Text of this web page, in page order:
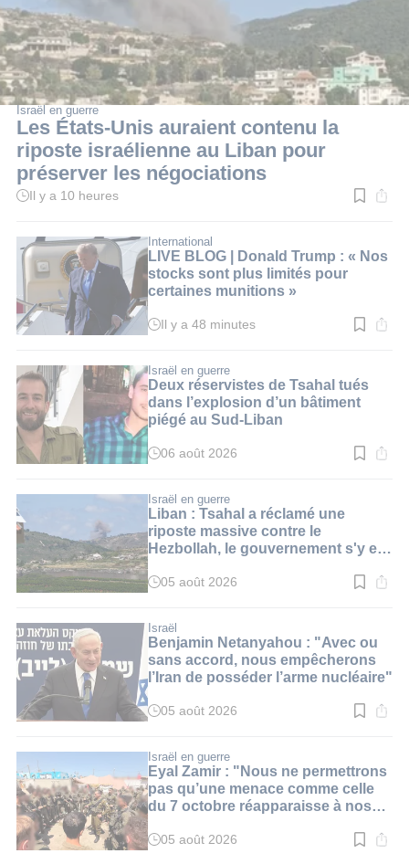
Israël en guerre
Les États-Unis auraient contenu la
riposte israélienne au Liban pour
préserver les négociations
Temps
:
3
min.
Il y a 10 heures
International
LIVE BLOG | Donald Trump : « Nos
stocks sont plus limités pour
certaines munitions »
Temps
:
1
min.
Il y a 48 minutes
Israël en guerre
Deux réservistes de Tsahal tués
dans l’explosion d’un bâtiment
piégé au Sud-Liban
Temps
:
3
min.
06 août 2026
Israël en guerre
Liban : Tsahal a réclamé une
riposte massive contre le
Hezbollah, le gouvernement s'y est
Temps
:
2
min.
05 août 2026
Israël
Benjamin Netanyahou : "Avec ou
sans accord, nous empêcherons
l’Iran de posséder l’arme nucléaire"
Temps
:
4
min.
05 août 2026
Israël en guerre
Eyal Zamir : "Nous ne permettrons
pas qu’une menace comme celle
du 7 octobre réapparaisse à nos
Temps
05 août 2026